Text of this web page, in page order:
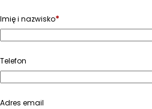
Imię i nazwisko*
Telefon
Adres email